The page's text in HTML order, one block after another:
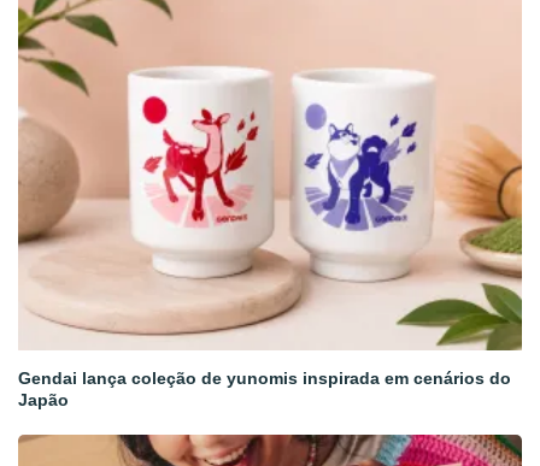
Gendai lança coleção de yunomis inspirada em cenários do
Japão